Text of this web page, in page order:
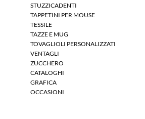
STUZZICADENTI
TAPPETINI PER MOUSE
TESSILE
TAZZE E MUG
TOVAGLIOLI PERSONALIZZATI
VENTAGLI
ZUCCHERO
CATALOGHI
GRAFICA
OCCASIONI